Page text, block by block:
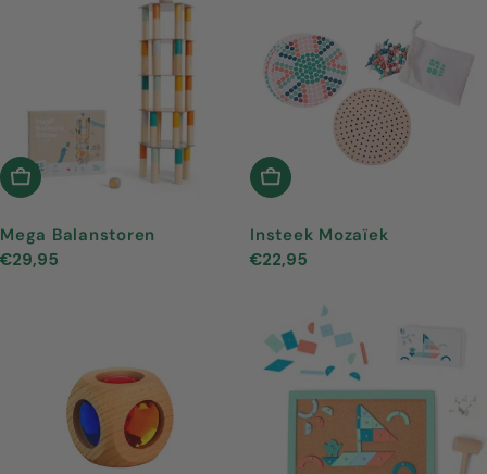
In Winkelwagen
Mega Balanstoren
Normale
€29,95
In Winkelwagen
Insteek Mozaïek
Normale
€22,95